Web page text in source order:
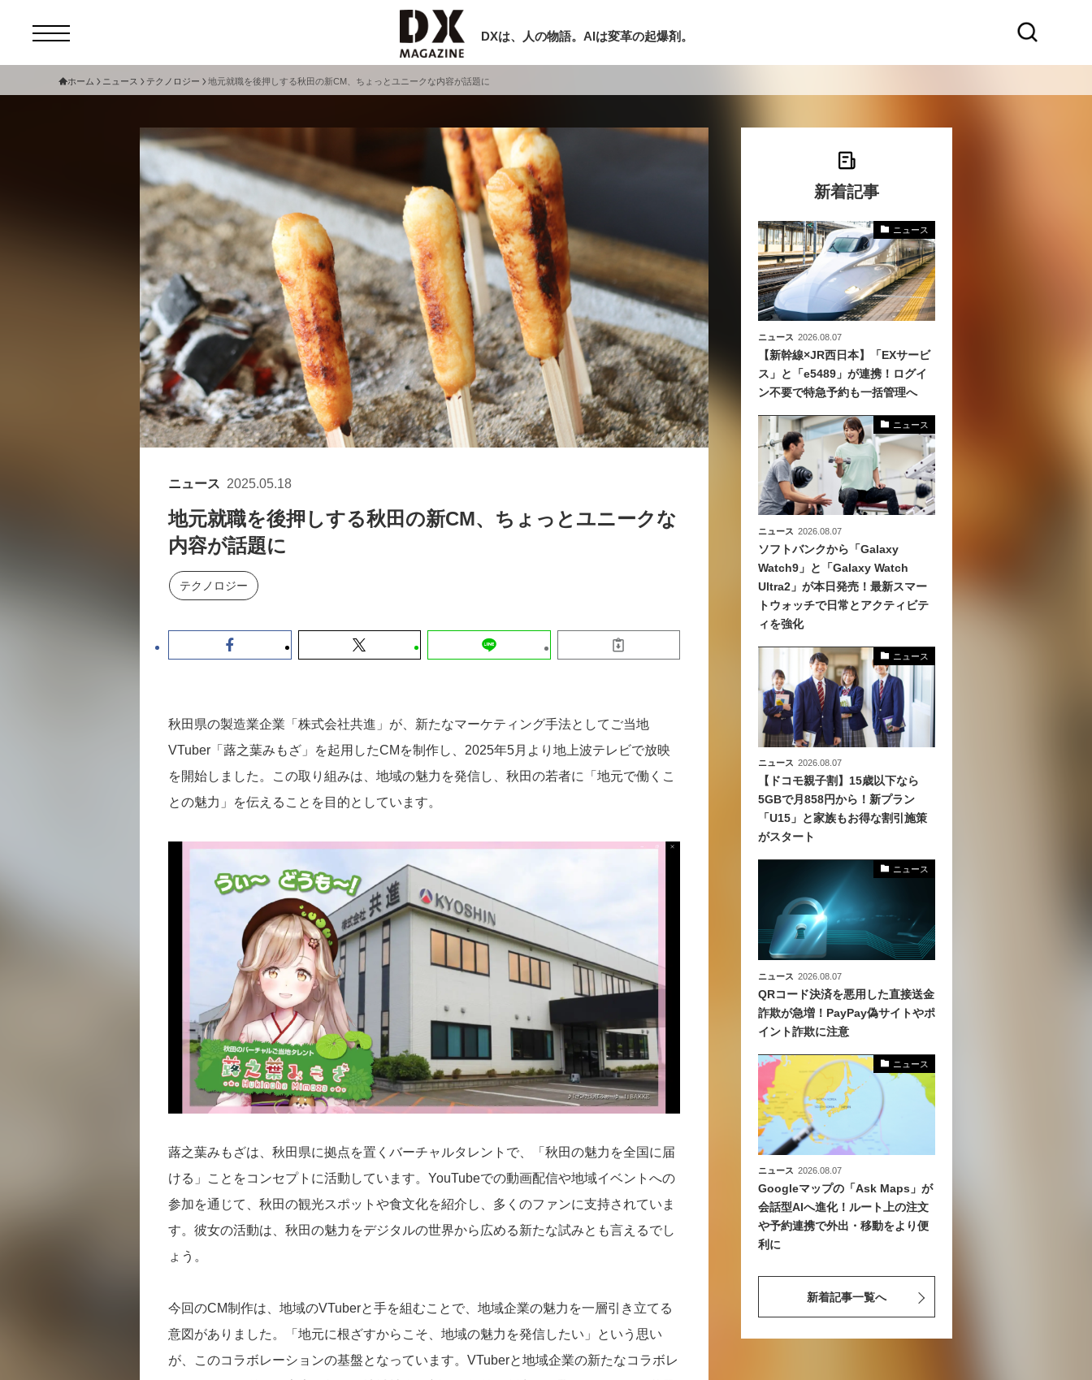
DXは、人の物語。AIは変革の起爆剤。
サービスメニュー
トップページ
特集
動画
サイトマップ
お問い合わせ
個人情報保護法について
運営会社
採用情報
現在開催予定のセミナー
セミナー
非公開: 【8/6開催】AIエージェント時
代、日本企業は何から始めるべきか。〜
シリコンバレーAX最新潮流から学ぶ〜
2026-08-03
セミナー
【8/12開催】「イノベーションを数値化
する」～投資される事業の基準と、終活
DX「SouSou」に学ぶ資金調達・巻き込
ホーム ニュース テクノロジー 地元就職を後押しする秋田の新CM、ちょっとユニークな内容が話題に
ニュース 2025.05.18
地元就職を後押しする秋田の新CM、ちょっとユニークな
内容が話題に
テクノロジー
秋田県の製造業企業「株式会社共進」が、新たなマーケティング手法としてご当地
VTuber「蕗之葉みもざ」を起用したCMを制作し、2025年5月より地上波テレビで放映
を開始しました。この取り組みは、地域の魅力を発信し、秋田の若者に「地元で働くこ
との魅力」を伝えることを目的としています。
蕗之葉みもざは、秋田県に拠点を置くバーチャルタレントで、「秋田の魅力を全国に届
ける」ことをコンセプトに活動しています。YouTubeでの動画配信や地域イベントへの
参加を通じて、秋田の観光スポットや食文化を紹介し、多くのファンに支持されていま
す。彼女の活動は、秋田の魅力をデジタルの世界から広める新たな試みとも言えるでし
ょう。
今回のCM制作は、地域のVTuberと手を組むことで、地域企業の魅力を一層引き立てる
意図がありました。「地元に根ざすからこそ、地域の魅力を発信したい」という思い
が、このコラボレーションの基盤となっています。VTuberと地域企業の新たなコラボレ
新着記事
ニュース
ニュース 2026.08.07
【新幹線×JR西日本】「EXサービ
ス」と「e5489」が連携！ログイ
ン不要で特急予約も一括管理へ
ニュース
ニュース 2026.08.07
ソフトバンクから「Galaxy
Watch9」と「Galaxy Watch
Ultra2」が本日発売！最新スマー
トウォッチで日常とアクティビテ
ィを強化
ニュース
ニュース 2026.08.07
【ドコモ親子割】15歳以下なら
5GBで月858円から！新プラン
「U15」と家族もお得な割引施策
がスタート
ニュース
ニュース 2026.08.07
QRコード決済を悪用した直接送金
詐欺が急増！PayPay偽サイトやポ
イント詐欺に注意
ニュース
ニュース 2026.08.07
Googleマップの「Ask Maps」が
会話型AIへ進化！ルート上の注文
や予約連携で外出・移動をより便
利に
新着記事一覧へ